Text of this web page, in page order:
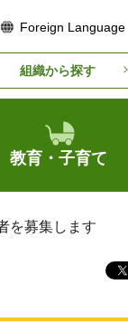
Foreign Language
組織から探す
教育・子育て
を募集します